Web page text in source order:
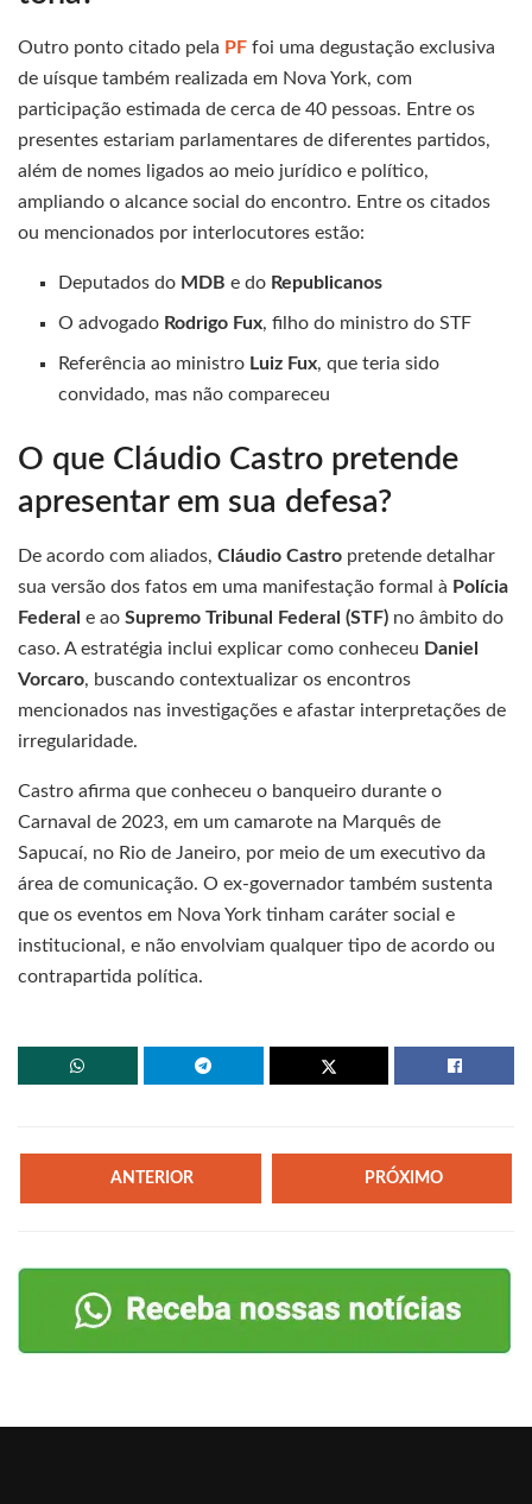
Outro ponto citado pela PF foi uma degustação exclusiva
de uísque também realizada em Nova York, com
participação estimada de cerca de 40 pessoas. Entre os
presentes estariam parlamentares de diferentes partidos,
além de nomes ligados ao meio jurídico e político,
ampliando o alcance social do encontro. Entre os citados
ou mencionados por interlocutores estão:
Deputados do MDB e do Republicanos
O advogado Rodrigo Fux, filho do ministro do STF
Referência ao ministro Luiz Fux, que teria sido
convidado, mas não compareceu
O que Cláudio Castro pretende
apresentar em sua defesa?
De acordo com aliados, Cláudio Castro pretende detalhar
sua versão dos fatos em uma manifestação formal à Polícia
Federal e ao Supremo Tribunal Federal (STF) no âmbito do
caso. A estratégia inclui explicar como conheceu Daniel
Vorcaro, buscando contextualizar os encontros
mencionados nas investigações e afastar interpretações de
irregularidade.
Castro afirma que conheceu o banqueiro durante o
Carnaval de 2023, em um camarote na Marquês de
Sapucaí, no Rio de Janeiro, por meio de um executivo da
área de comunicação. O ex-governador também sustenta
que os eventos em Nova York tinham caráter social e
institucional, e não envolviam qualquer tipo de acordo ou
contrapartida política.
ANTERIOR PRÓXIMO